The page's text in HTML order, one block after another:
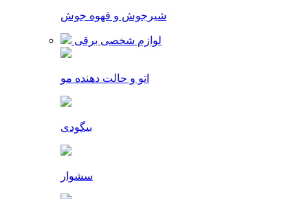
شیرجوش و قهوه جوش
لوازم شخصی برقی
اتو و حالت دهنده مو
بیگودی
سشوار